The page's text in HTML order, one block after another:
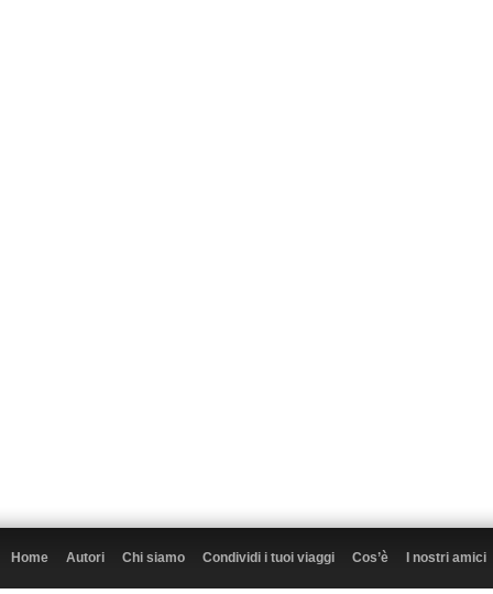
Home Autori Chi siamo Condividi i tuoi viaggi Cos’è I nostri amici